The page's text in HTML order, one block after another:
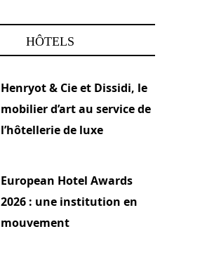
HÔTELS
Henryot & Cie et Dissidi, le
mobilier d’art au service de
l’hôtellerie de luxe
European Hotel Awards
2026 : une institution en
mouvement